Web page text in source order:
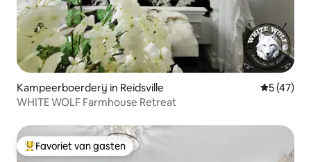
Kampeerboerderij in Reidsville
5 (47)
WHITE WOLF Farmhouse Retreat
Topfavoriet van gasten
Favoriet van gasten